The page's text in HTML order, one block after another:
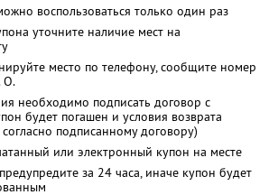
воспользоваться только один раз
уточните наличие мест на
место по телефону, сообщите номер
О.
необходимо подписать договор с
будет погашен и условия возврата
подписанному договору)
или электронный купон на месте
за 24 часа, иначе купон будет